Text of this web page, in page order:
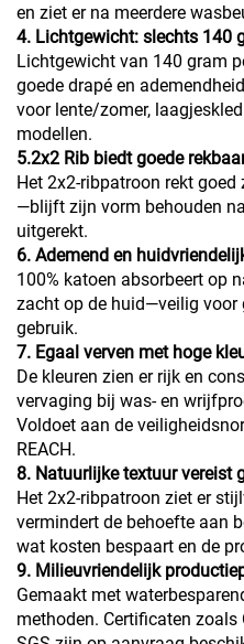
en ziet er na meerdere
4. Lichtgewicht: slechts 140
Lichtgewicht van 140 gram
goede drapé en
voor lente/zomer,
modellen.
5.2x2 Rib biedt goede
Het 2x2-ribpatroon rekt
—blijft zijn vorm behouden
uitgerekt.
6. Ademend en
100% katoen absorbeert op
zacht op de huid—veilig voor
gebruik.
7. Egaal verven met hoge
De kleuren zien er rijk en
vervaging bij was- en
Voldoet aan de
REACH.
8. Natuurlijke textuur vereist
Het 2x2-ribpatroon ziet er
vermindert de behoefte aan
wat kosten bespaart en de
9. Milieuvriendelijk
Gemaakt met
methoden. Certificaten